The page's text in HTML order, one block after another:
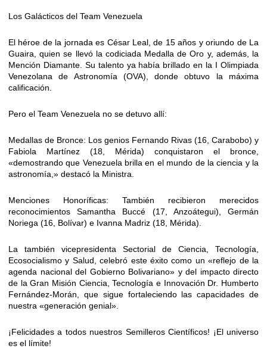
Los Galácticos del Team Venezuela
El héroe de la jornada es César Leal, de 15 años y oriundo de La
Guaira, quien se llevó la codiciada Medalla de Oro y, además, la
Mención Diamante. Su talento ya había brillado en la I Olimpiada
Venezolana de Astronomía (OVA), donde obtuvo la máxima
calificación.
Pero el Team Venezuela no se detuvo allí:
Medallas de Bronce: Los genios Fernando Rivas (16, Carabobo) y
Fabiola Martínez (18, Mérida) conquistaron el bronce,
«demostrando que Venezuela brilla en el mundo de la ciencia y la
astronomía,» destacó la Ministra.
Menciones Honoríficas: También recibieron merecidos
reconocimientos Samantha Buccé (17, Anzoátegui), Germán
Noriega (16, Bolívar) e Ivanna Madriz (18, Mérida).
La también vicepresidenta Sectorial de Ciencia, Tecnología,
Ecosocialismo y Salud, celebró este éxito como un «reflejo de la
agenda nacional del Gobierno Bolivariano» y del impacto directo
de la Gran Misión Ciencia, Tecnología e Innovación Dr. Humberto
Fernández-Morán, que sigue fortaleciendo las capacidades de
nuestra «generación genial».
¡Felicidades a todos nuestros Semilleros Científicos! ¡El universo
es el límite!